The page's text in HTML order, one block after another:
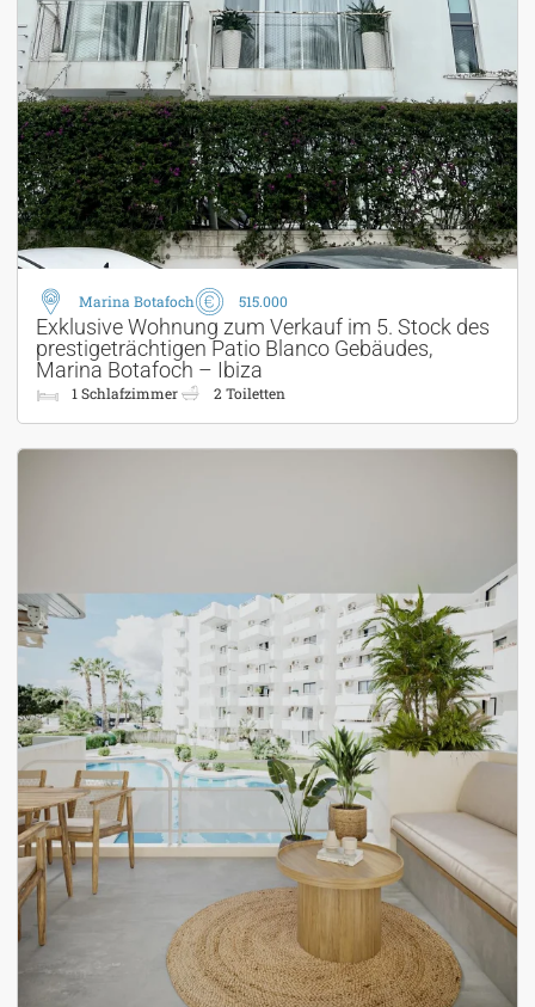
Marina Botafoch 515.000
Exklusive Wohnung zum Verkauf im 5. Stock des
prestigeträchtigen Patio Blanco Gebäudes,
Marina Botafoch – Ibiza
1 Schlafzimmer 2 Toiletten